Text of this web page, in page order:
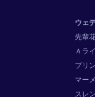
ウェ
先輩
Ａラ
プリ
マー
スレ